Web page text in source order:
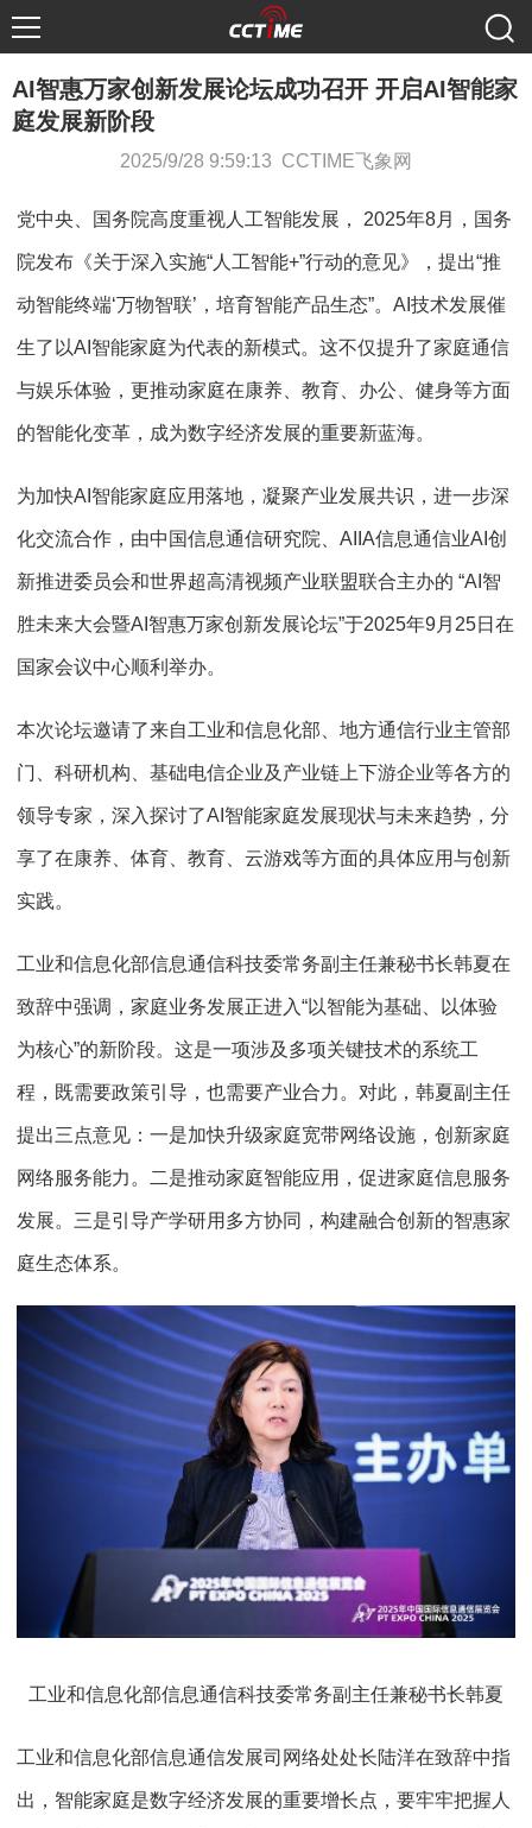
AI智惠万家创新发展论坛成功召开 开启AI智能家
庭发展新阶段
2025/9/28 9:59:13 CCTIME飞象网
党中央、国务院高度重视人工智能发展， 2025年8月，国务
院发布《关于深入实施“人工智能+”行动的意见》，提出“推
动智能终端‘万物智联’，培育智能产品生态”。AI技术发展催
生了以AI智能家庭为代表的新模式。这不仅提升了家庭通信
与娱乐体验，更推动家庭在康养、教育、办公、健身等方面
的智能化变革，成为数字经济发展的重要新蓝海。
为加快AI智能家庭应用落地，凝聚产业发展共识，进一步深
化交流合作，由中国信息通信研究院、AIIA信息通信业AI创
新推进委员会和世界超高清视频产业联盟联合主办的 “AI智
胜未来大会暨AI智惠万家创新发展论坛”于2025年9月25日在
国家会议中心顺利举办。
本次论坛邀请了来自工业和信息化部、地方通信行业主管部
门、科研机构、基础电信企业及产业链上下游企业等各方的
领导专家，深入探讨了AI智能家庭发展现状与未来趋势，分
享了在康养、体育、教育、云游戏等方面的具体应用与创新
实践。
工业和信息化部信息通信科技委常务副主任兼秘书长韩夏在
致辞中强调，家庭业务发展正进入“以智能为基础、以体验
为核心”的新阶段。这是一项涉及多项关键技术的系统工
程，既需要政策引导，也需要产业合力。对此，韩夏副主任
提出三点意见：一是加快升级家庭宽带网络设施，创新家庭
网络服务能力。二是推动家庭智能应用，促进家庭信息服务
发展。三是引导产学研用多方协同，构建融合创新的智惠家
庭生态体系。
工业和信息化部信息通信科技委常务副主任兼秘书长韩夏
工业和信息化部信息通信发展司网络处处长陆洋在致辞中指
出，智能家庭是数字经济发展的重要增长点，要牢牢把握人